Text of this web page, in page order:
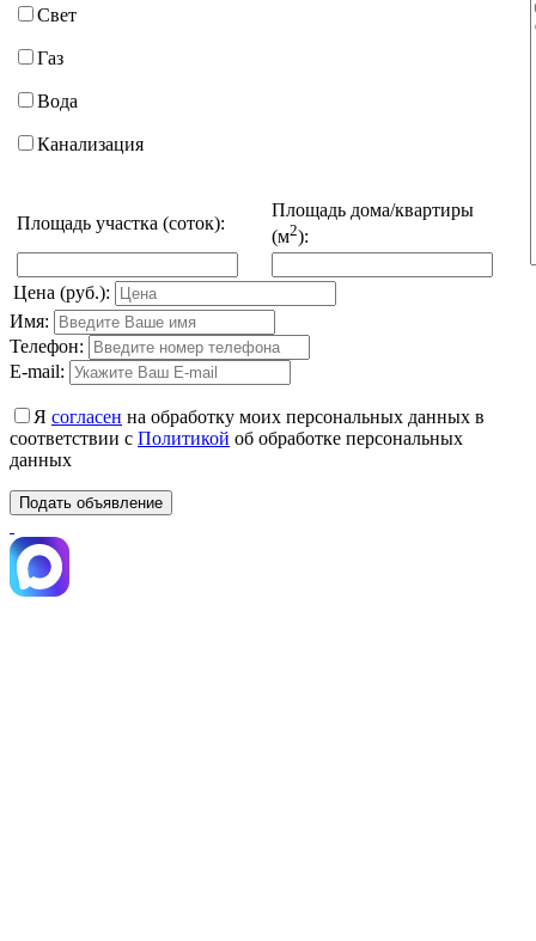
Свет
Газ
Вода
Канализация
Площадь участка (соток):
Площадь дома/квартиры
(м2):
Цена (руб.):
Имя:
Телефон:
E-mail:
Я согласен на обработку моих персональных данных в
соответствии с Политикой об обработке персональных
данных